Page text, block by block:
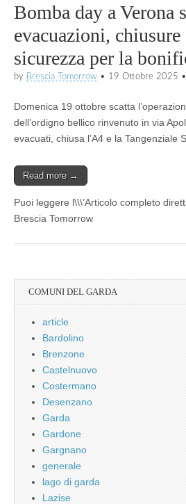
Bomba day a Verona
evacuazioni, chiusure
sicurezza per la
by Brescia Tomorrow • 19 Ottobre 2025 •
Domenica 19 ottobre scatta
dell’ordigno bellico rinvenuto in via
evacuati, chiusa l’A4 e la Tangenziale
Read more →
Puoi leggere l\\\’Articolo completo
Brescia Tomorrow
COMUNI DEL GARDA
article
Bardolino
Brenzone
Castelnuovo
Costermano
Desenzano
Garda
Gardone
Gargnano
generale
lago di garda
Lazise